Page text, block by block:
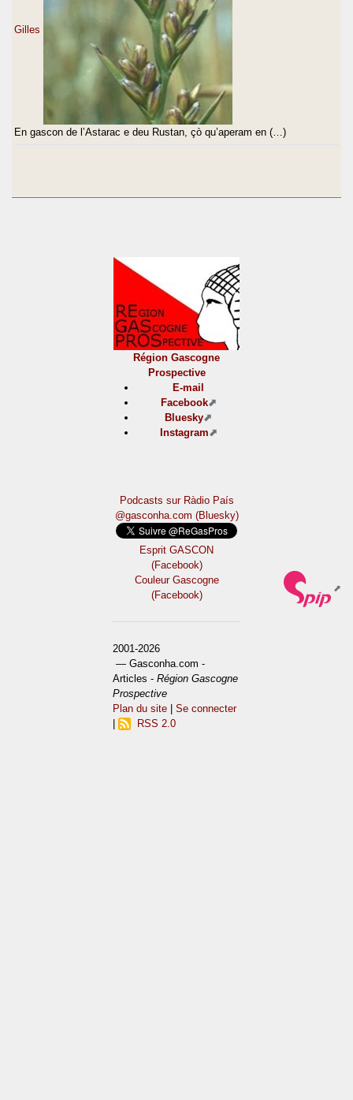
Gilles
En gascon de l’Astarac e deu Rustan, çò qu’aperam en (…)
Région Gascogne
Prospective
E-mail
Facebook
Bluesky
Instagram
Podcasts sur Ràdio País
@gasconha.com (Bluesky)
Esprit GASCON
(Facebook)
Couleur Gascogne
(Facebook)
2001-2026
— Gasconha.com -
Articles -Région Gascogne
Prospective
Plan du site |Se connecter
RSS 2.0